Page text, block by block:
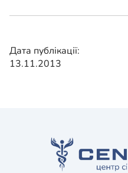
Дата публікації:
13.11.2013